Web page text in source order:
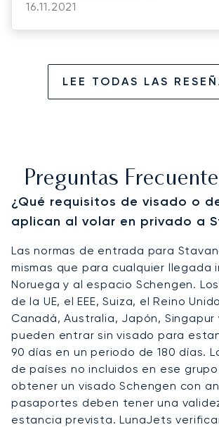
16.11.2021
LEE TODAS LAS
Preguntas
¿Qué requisitos de visado o
aplican al volar en privado a
Las normas de entrada para
mismas que para cualquier llegada
Noruega y al espacio Schengen.
de la UE, el EEE, Suiza, el Reino
Canadá, Australia, Japón,
pueden entrar sin visado para
90 días en un periodo de 180 días.
de países no incluidos en ese
obtener un visado Schengen con
pasaportes deben tener una
estancia prevista. LunaJets